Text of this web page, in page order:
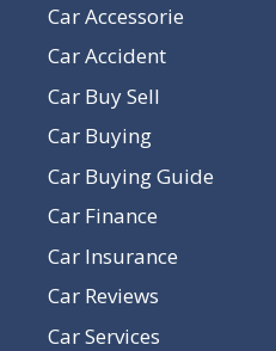
Car Accessorie
Car Accident
Car Buy Sell
Car Buying
Car Buying Guide
Car Finance
Car Insurance
Car Reviews
Car Services